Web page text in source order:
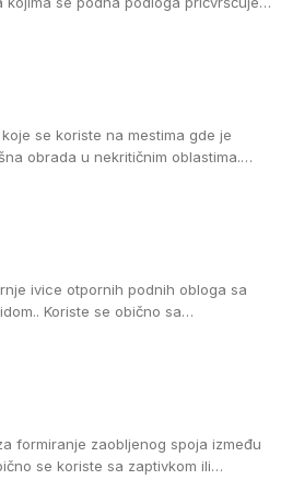
se koriste na mestima gde je
obrada u nekritičnim oblastima.
ivice otpornih podnih obloga sa
Koriste se obično sa
formiranje zaobljenog spoja između
se koriste sa zaptivkom ili